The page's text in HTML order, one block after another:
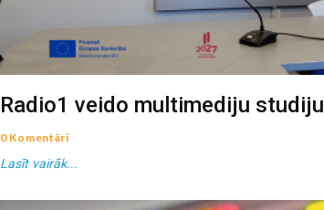
Radio1 veido multimediju studiju
0 Komentāri
Lasīt vairāk...